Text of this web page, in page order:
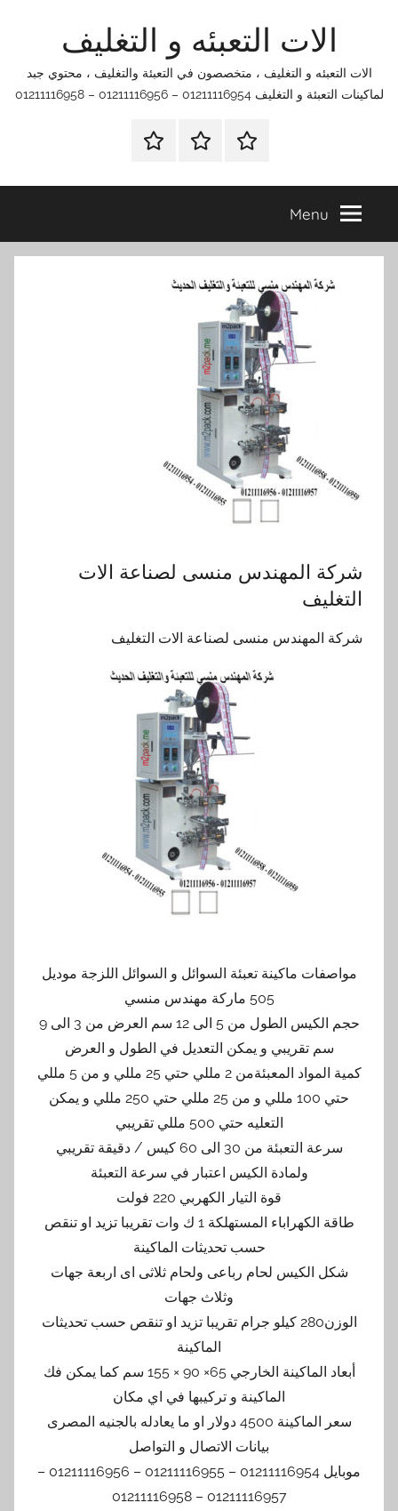
الات التعبئه و التغليف
الات التعبئه و التغليف ، متخصصون في التعبئة والتغليف ، محتوي جبد
لماكينات التعبئة و التغليف 01211116954 – 01211116956 – 01211116958
الرئيسيةاتصل
اتـصـل
في
التي
Menu
‏شركة المهندس منسى لصناعة الات
التغليف
‏شركة المهندس منسى لصناعة الات التغليف
مواصفات ماكينة تعبئة السوائل و السوائل اللزجة موديل
505 ماركة مهندس منسي
حجم الكيس الطول من 5 الى 12 سم العرض من 3 الى 9
سم تقريبي و يمكن التعديل في الطول و العرض
كمية المواد المعبئةمن 2 مللي حتي 25 مللي و من 5 مللي
حتي 100 مللي و من 25 مللي حتي 250 مللي و يمكن
التعليه حتي 500 مللي تقريبي
سرعة التعبئة من 30 الى 60 كيس / دقيقة تقريبي
ولمادة الكيس اعتبار في سرعة التعبئة
قوة التيار الكهربي 220 فولت
طاقة الكهراباء المستهلكة 1 ك وات تقريبا تزيد او تنقص
حسب تحديثات الماكينة
شكل الكيس لحام رباعى ولحام ثلاثى اى اربعة جهات
وثلاث جهات
الوزن280 كيلو جرام تقريبا تزيد او تنقص حسب تحديثات
الماكينة
أبعاد الماكينة الخارجي 65× 90 × 155 سم كما يمكن فك
الماكينة و تركيبها في اي مكان
سعر الماكينة 4500 دولار او ما يعادله بالجنيه المصرى
بيانات الاتصال و التواصل
موبايل 01211116954 – 01211116955 – 01211116956 –
01211116957 – 01211116958